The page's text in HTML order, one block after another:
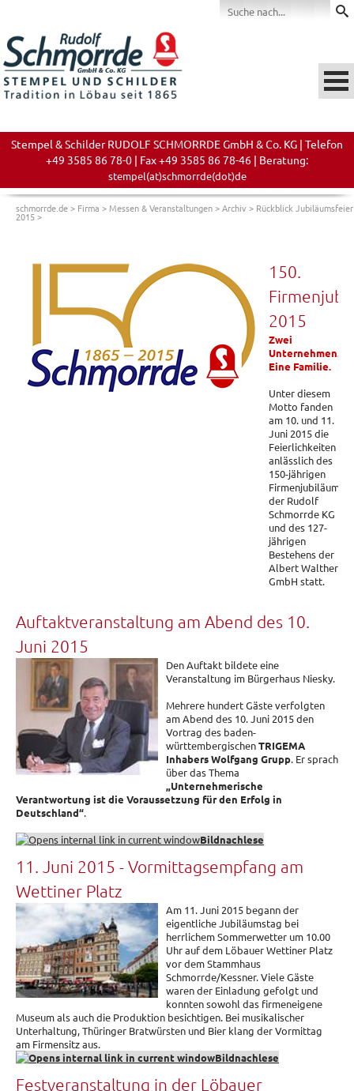
Stempel & Schilder RUDOLF SCHMORRDE GmbH & Co. KG | Telefon
+49 3585 86 78-0 | Fax +49 3585 86 78-46 | Beratung:
stempel(at)schmorrde(dot)de
schmorrde.de> Firma > Messen & Veranstaltungen>Archiv > Rückblick Jubiläumsfeier
2015>
150.
2015
Zwei
Unternehmen.
Eine Familie.
Unter diesem
Motto fanden
am 10. und 11.
Juni 2015 die
Feierlichkeiten
anlässlich des
150-jährigen
Firmenjubiläums
der Rudolf
Schmorrde KG
und des 127-
jährigen
Bestehens der
Albert Walther
GmbH statt.
Auftaktveranstaltung am Abend des 10.
Juni 2015
Den Auftakt bildete eine
Veranstaltung im Bürgerhaus Niesky.
Mehrere hundert Gäste verfolgten
am Abend des 10. Juni 2015 den
Vortrag des baden-
württembergischenTRIGEMA
Inhabers Wolfgang Grupp. Er sprach
über das Thema
„Unternehmerische
Verantwortung ist die Voraussetzung für den Erfolg in
Deutschland“.
Bildnachlese
11. Juni 2015 - Vormittagsempfang am
Wettiner Platz
Am 11. Juni 2015 begann der
eigentliche Jubiläumstag bei
herrlichem Sommerwetter um 10.00
Uhr auf dem Löbauer Wettiner Platz
vor dem Stammhaus
Schmorrde/Kessner. Viele Gäste
waren der Einladung gefolgt und
konnten sowohl das firmeneigene
Museum als auch die Produktion besichtigen. Bei musikalischer
Unterhaltung, Thüringer Bratwürsten und Bier klang der Vormittag
am Firmensitz aus.
Bildnachlese
Festveranstaltung in der Löbauer